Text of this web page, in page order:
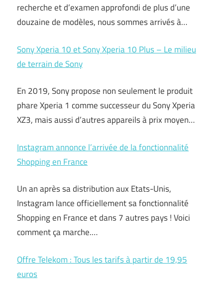
recherche et d’examen approfondi de plus d’une
douzaine de modèles, nous sommes arrivés à…
Sony Xperia 10 et Sony Xperia 10 Plus – Le milieu
de terrain de Sony
En 2019, Sony propose non seulement le produit
phare Xperia 1 comme successeur du Sony Xperia
XZ3, mais aussi d’autres appareils à prix moyen…
Instagram annonce l’arrivée de la fonctionnalité
Shopping en France
Un an après sa distribution aux Etats-Unis,
Instagram lance officiellement sa fonctionnalité
Shopping en France et dans 7 autres pays ! Voici
comment ça marche.…
Offre Telekom : Tous les tarifs à partir de 19,95
euros